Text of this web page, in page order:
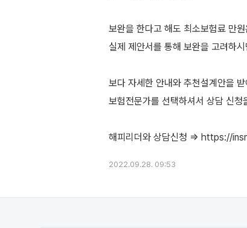
보완을 한다고 해도 최소보험료 만
실제 제안서를 통해 보완을 고려하
보다 자세한 안내와 추천설계안을
보험전문가를 선택하셔서 상담 신청
2022.09.28. 09:53